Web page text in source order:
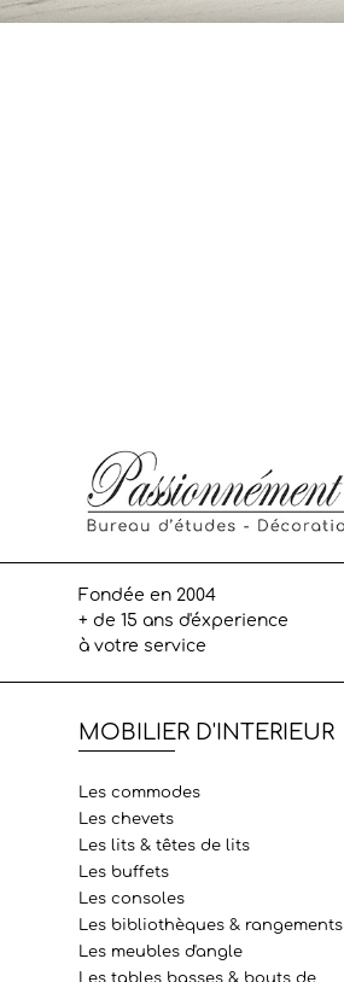
Fondée en 2004
+ de 15 ans d'éxperience
à votre service
MOBILIER D'INTERIEUR
Les commodes
Les chevets
Les lits & têtes de lits
Les buffets
Les consoles
Les bibliothèques & rangements
Les meubles d'angle
Les tables basses & bouts de